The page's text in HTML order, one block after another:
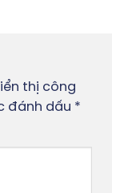
thị công
đánh dấu *